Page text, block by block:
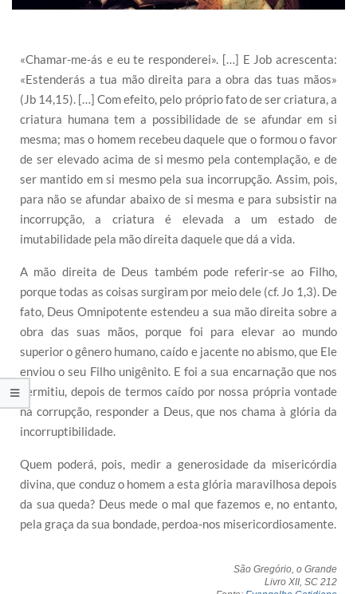
«Chamar-me-ás e eu te responderei». […] E Job acrescenta:
«Estenderás a tua mão direita para a obra das tuas mãos»
(Jb 14,15). […] Com efeito, pelo próprio fato de ser criatura, a
criatura humana tem a possibilidade de se afundar em si
mesma; mas o homem recebeu daquele que o formou o favor
de ser elevado acima de si mesmo pela contemplação, e de
ser mantido em si mesmo pela sua incorrupção. Assim, pois,
para não se afundar abaixo de si mesma e para subsistir na
incorrupção, a criatura é elevada a um estado de
imutabilidade pela mão direita daquele que dá a vida.
A mão direita de Deus também pode referir-se ao Filho,
porque todas as coisas surgiram por meio dele (cf. Jo 1,3). De
fato, Deus Omnipotente estendeu a sua mão direita sobre a
obra das suas mãos, porque foi para elevar ao mundo
superior o gênero humano, caído e jacente no abismo, que Ele
enviou o seu Filho unigênito. E foi a sua encarnação que nos
permitiu, depois de termos caído por nossa própria vontade
na corrupção, responder a Deus, que nos chama à glória da
incorruptibilidade.
Quem poderá, pois, medir a generosidade da misericórdia
divina, que conduz o homem a esta glória maravilhosa depois
da sua queda? Deus mede o mal que fazemos e, no entanto,
pela graça da sua bondade, perdoa-nos misericordiosamente.
São Gregório, o Grande
Livro XII, SC 212